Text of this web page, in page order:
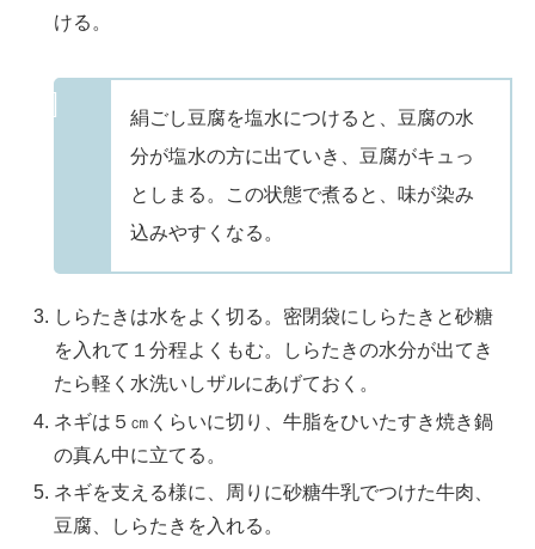
ける。
絹ごし豆腐を塩水につけると、豆腐の水
分が塩水の方に出ていき、豆腐がキュっ
としまる。この状態で煮ると、味が染み
込みやすくなる。
しらたきは水をよく切る。密閉袋にしらたきと砂糖
を入れて１分程よくもむ。しらたきの水分が出てき
たら軽く水洗いしザルにあげておく。
ネギは５㎝くらいに切り、牛脂をひいたすき焼き鍋
の真ん中に立てる。
ネギを支える様に、周りに砂糖牛乳でつけた牛肉、
豆腐、しらたきを入れる。